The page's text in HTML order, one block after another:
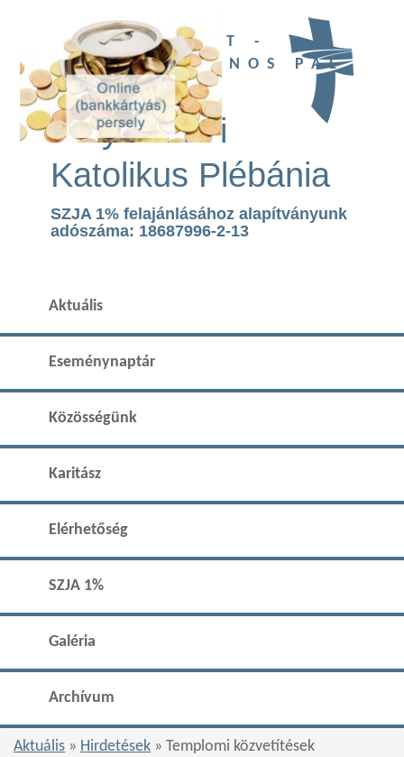
UBI DEUS EST -
SZENT II. JÁNOS PÁL
TEMPLOM
Páty Római
Katolikus Plébánia
SZJA 1% felajánlásához alapítványunk
adószáma: 18687996-2-13
Aktuális
Eseménynaptár
Közösségünk
Karitász
Elérhetőség
SZJA 1%
Galéria
Archívum
Aktuális » Hirdetések » Templomi közvetítések